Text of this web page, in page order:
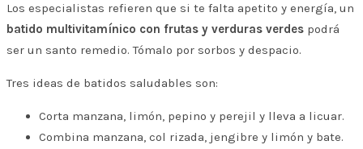
Los especialistas refieren que si te falta apetito y energía, un
batido multivitamínico con frutas y verduras verdes podrá
ser un santo remedio. Tómalo por sorbos y despacio.
Tres ideas de batidos saludables son:
Corta manzana, limón, pepino y perejil y lleva a licuar.
Combina manzana, col rizada, jengibre y limón y bate.